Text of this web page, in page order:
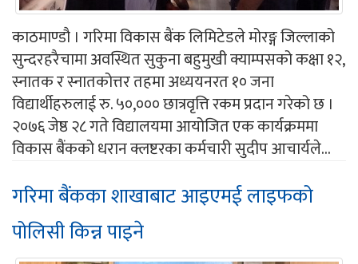
काठमाण्डौ । गरिमा विकास बैंक लिमिटेडले मोरङ्ग जिल्लाको
सुन्दरहरैचामा अवस्थित सुकुना बहुमुखी क्याम्पसको कक्षा १२,
स्नातक र स्नातकोत्तर तहमा अध्ययनरत १० जना
विद्यार्थीहरुलाई रु. ५०,००० छात्रवृत्ति रकम प्रदान गरेको छ ।
२०७६ जेष्ठ २८ गते विद्यालयमा आयोजित एक कार्यक्रममा
विकास बैंकको धरान क्लष्टरका कर्मचारी सुदीप आचार्यले...
गरिमा बैंकका शाखाबाट आइएमई लाइफको
पोलिसी किन्न पाइने